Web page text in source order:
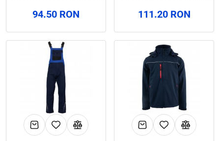
RENANIA, ART.38B7
94.50 RON
ART.35B8
111.20 RON